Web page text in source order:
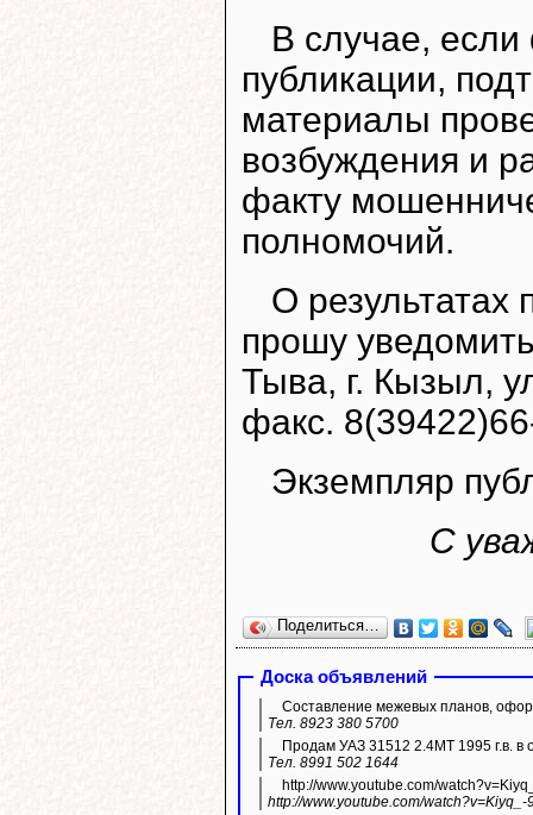
В случае,
публикации,
материалы
возбуждения и
факту
полномочий.
О результатах
прошу
Тыва, г. Кызыл,
факс.
Экземпляр
С
Поделиться…
Доска объявлений
Составление межевых планов,
Тел. 8923 380 5700
Продам УАЗ 31512 2.4МТ 1995 г.в. в
Тел. 8991 502 1644
http://www.youtube.com/
http://www.youtube.com/watch?v=Kiyq_-